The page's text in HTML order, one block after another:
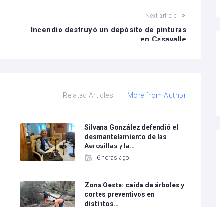
Next article
Incendio destruyó un depósito de pinturas
en Casavalle
Related Articles More from Author
Silvana González defendió el
desmantelamiento de las
Aerosillas y la…
6 horas ago
Zona Oeste: caída de árboles y
cortes preventivos en
distintos…